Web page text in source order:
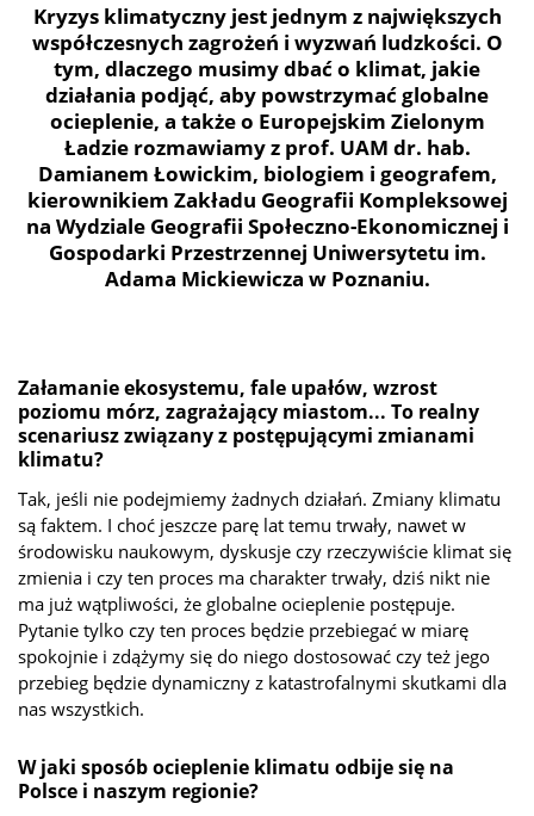
Kryzys klimatyczny jest jednym z największych
współczesnych zagrożeń i wyzwań ludzkości. O
tym, dlaczego musimy dbać o klimat, jakie
działania podjąć, aby powstrzymać globalne
ocieplenie, a także o Europejskim Zielonym
Ładzie rozmawiamy z prof. UAM dr. hab.
Damianem Łowickim, biologiem i geografem,
kierownikiem Zakładu Geografii Kompleksowej
na Wydziale Geografii Społeczno-Ekonomicznej i
Gospodarki Przestrzennej Uniwersytetu im.
Adama Mickiewicza w Poznaniu.
Załamanie ekosystemu, fale upałów, wzrost
poziomu mórz, zagrażający miastom... To realny
scenariusz związany z postępującymi zmianami
klimatu?
Tak, jeśli nie podejmiemy żadnych działań. Zmiany klimatu
są faktem. I choć jeszcze parę lat temu trwały, nawet w
środowisku naukowym, dyskusje czy rzeczywiście klimat się
zmienia i czy ten proces ma charakter trwały, dziś nikt nie
ma już wątpliwości, że globalne ocieplenie postępuje.
Pytanie tylko czy ten proces będzie przebiegać w miarę
spokojnie i zdążymy się do niego dostosować czy też jego
przebieg będzie dynamiczny z katastrofalnymi skutkami dla
nas wszystkich.
W jaki sposób ocieplenie klimatu odbije się na
Polsce i naszym regionie?